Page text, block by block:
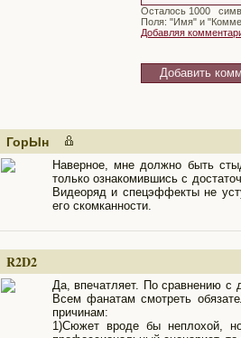
Осталось
Поля: "Имя" и
Добавляя
ГорЫн
Наверное, мне должно быть
только ознакомившись с
Видеоряд и спецэффекты не
его скомканности.
R2D2
Да, впечатляет. По сравнению
Всем фанатам смотреть
причинам:
1)Сюжет вроде бы неплохой,